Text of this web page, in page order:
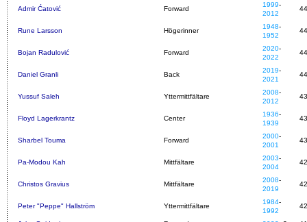
Admir Ćatović Forward
1999-
2012
44
Rune Larsson Högerinner
1948-
1952
44
Bojan Radulović Forward
2020-
2022
44
Daniel Granli Back
2019-
2021
44
Yussuf Saleh Yttermittfältare
2008-
2012
43
Floyd Lagerkrantz Center
1936-
1939
43
Sharbel Touma Forward
2000-
2001
43
Pa-Modou Kah Mittfältare
2003-
2004
42
Christos Gravius Mittfältare
2008-
2019
42
Peter "Peppe" Hallström Yttermittfältare
1984-
1992
42